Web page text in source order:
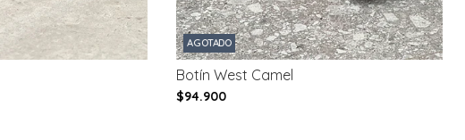
AGOTADO
Botín West Camel
$94.900